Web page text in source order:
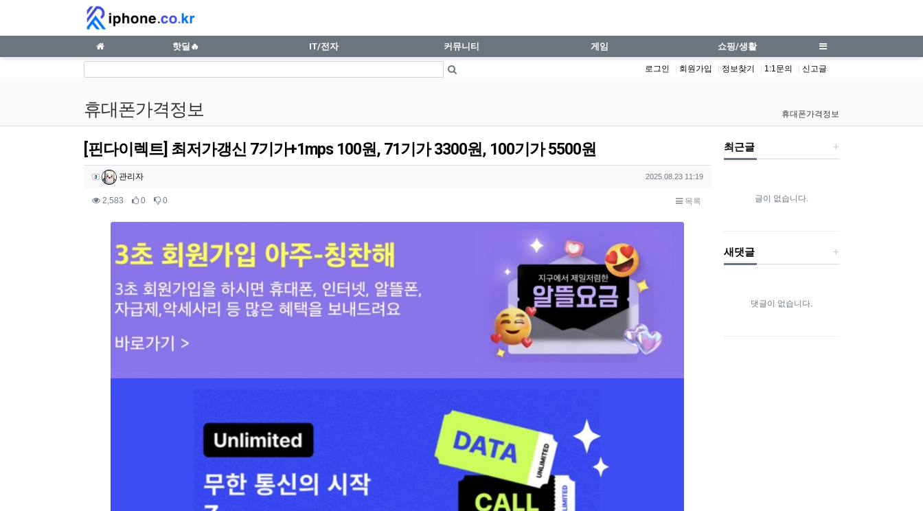
[핀다이렉트] 최저가갱신 7기가+1mps 100원, 71기가 3300원, 100기가 5500원 > 휴대폰가격정보 | iphone.co.kr
핫딜🔥 IT/전자 커뮤니티 게임 쇼핑/생활
로그인 회원가입 정보찾기 1:1문의 신고글
휴대폰가격정보 휴대폰가격정보
[핀다이렉트] 최저가갱신 7기가+1mps 100원, 71기가 3300원, 100기가 5500원
작성자 정보
관리자작성 작성일
2025.08.23 11:19
컨텐츠 정보
2,583 조회0추천0비추천 목록
최근글
글이 없습니다.
새댓글
댓글이 없습니다.